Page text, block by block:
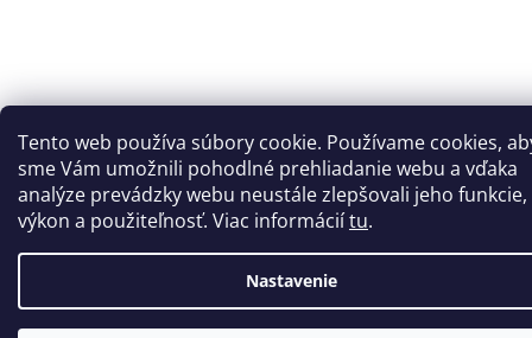
Tento web používa súbory cookie. Používame cookies,
sme Vám umožnili pohodlné prehliadanie webu a vďaka
analýze prevádzky webu neustále zlepšovali jeho funkcie,
výkon a použiteľnosť. Viac informáciítu.
Nastavenie